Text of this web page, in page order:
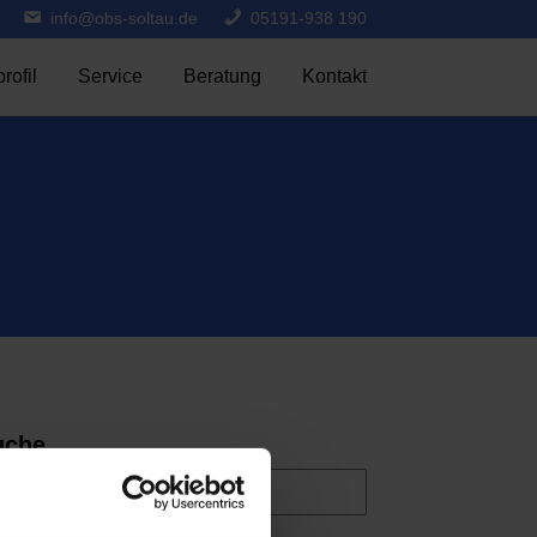
info@obs-soltau.de 05191-938 190
Service Beratung Kontakt